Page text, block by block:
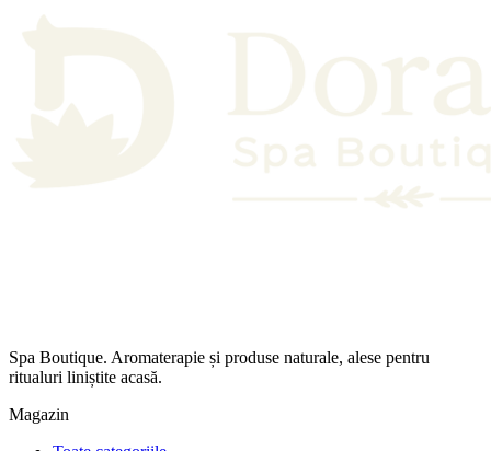
Spa Boutique. Aromaterapie și produse naturale, alese pentru
ritualuri liniștite acasă.
Magazin